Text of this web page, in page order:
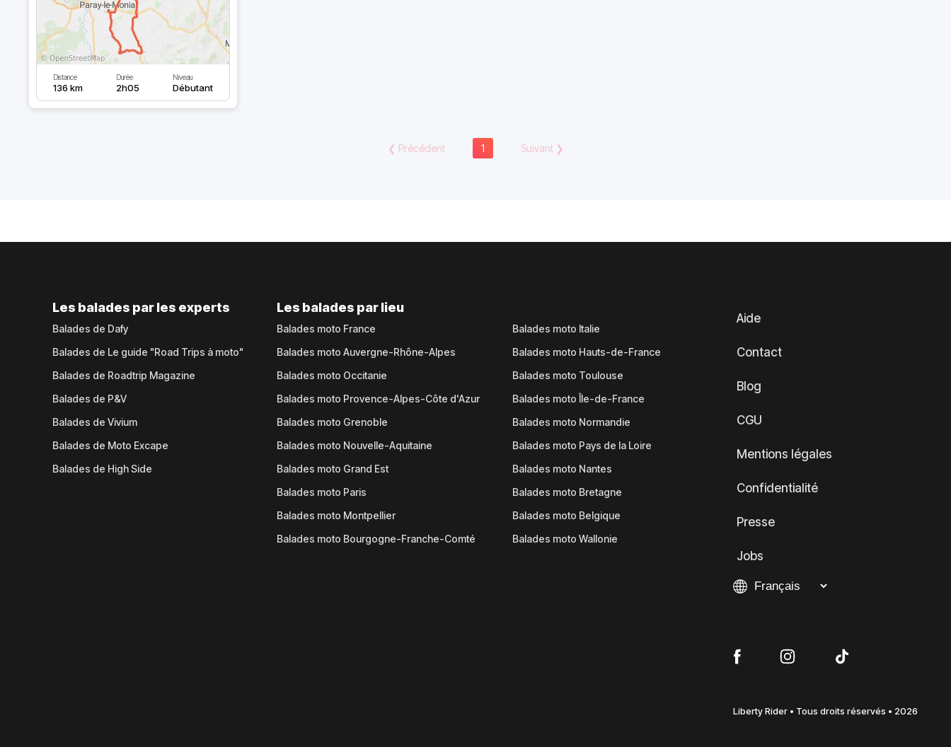
Distance
136 km
Durée
2h05
Niveau
Débutant
❮ Précédent 1 Suivant❯
Les balades par les experts
Balades de Dafy
Balades de Le guide "Road Trips à moto"
Balades de Roadtrip Magazine
Balades de P&V
Balades de Vivium
Balades de Moto Excape
Balades de High Side
Les balades par lieu
Balades moto France
Balades moto Auvergne-Rhône-Alpes
Balades moto Occitanie
Balades moto Provence-Alpes-Côte d'Azur
Balades moto Grenoble
Balades moto Nouvelle-Aquitaine
Balades moto Grand Est
Balades moto Paris
Balades moto Montpellier
Balades moto Bourgogne-Franche-Comté
Balades moto Italie
Balades moto Hauts-de-France
Balades moto Toulouse
Balades moto Île-de-France
Balades moto Normandie
Balades moto Pays de la Loire
Balades moto Nantes
Balades moto Bretagne
Balades moto Belgique
Balades moto Wallonie
Aide
Contact
Blog
CGU
Mentions légales
Confidentialité
Presse
Jobs
Liberty Rider • Tous droits réservés • 2026